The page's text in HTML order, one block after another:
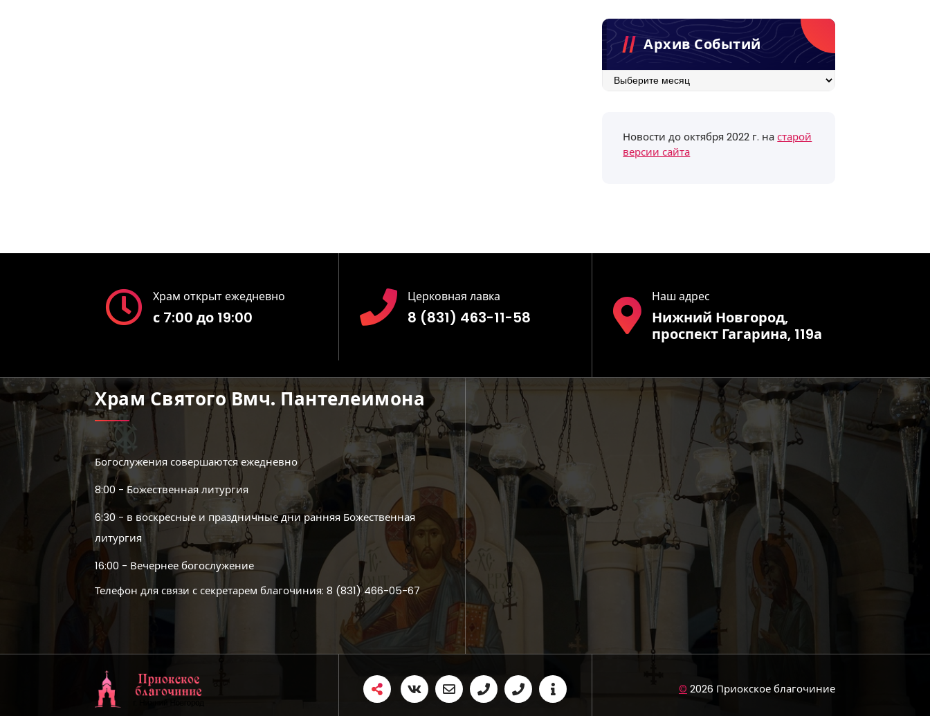
Архив Событий
Архив
Новости до октября 2022 г. настарой
версии сайта
Храм открыт ежедневно
с 7:00 до 19:00
Церковная лавка
8 (831) 463-11-58
Наш адрес
Нижний Новгород,
проспект Гагарина, 119а
Храм Святого Вмч. Пантелеимона
Богослужения совершаются ежедневно
8:00 - Божественная литургия
6:30 - в воскресные и праздничные дни ранняя Божественная
литургия
16:00 - Вечернее богослужение
Телефон для связи с секретарем благочиния: 8 (831) 466-05-67
© 2026 Приокское благочиние